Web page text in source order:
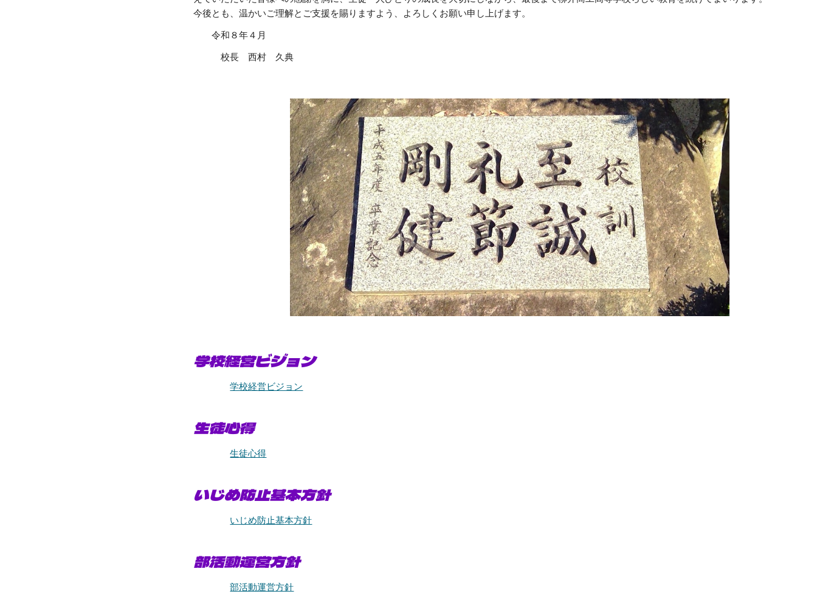
今後とも、温かいご理解とご支援を賜りますよう、よろしくお願い申し上げます。
令和８年４月
校長 西村 久典
学校経営ビジョン
学校経営ビジョン
生徒心得
生徒心得
いじめ防止基本方針
いじめ防止基本方針
部活動運営方針
部活動運営方針